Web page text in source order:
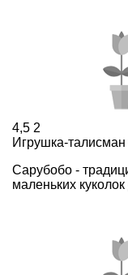
4,5 2
Игрушка-
Сарубобо -
маленьких